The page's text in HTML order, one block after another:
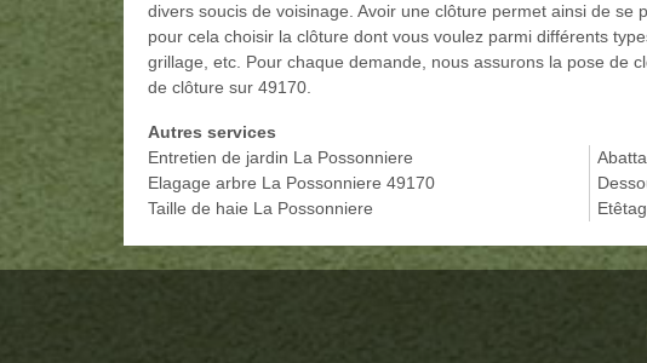
divers soucis de voisinage. Avoir une clôture permet ainsi de
pour cela choisir la clôture dont vous voulez parmi différents
grillage, etc. Pour chaque demande, nous assurons la pose de
de clôture sur 49170.
Autres services
Entretien de jardin La Possonniere
Elagage arbre La Possonniere 49170
Taille de haie La Possonniere